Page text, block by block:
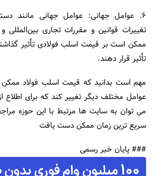
6. عوامل جهانی: عوامل جهانی مانند
تغییرات قوانین و مقررات تجاری
ممکن است بر قیمت اسلب فولادی تأثیر
تأثیر قرار دهند.
مهم است بدانید که قیمت اسلب فولاد ممکن
عوامل مختلف دیگر تغییر کند که برای اطلاع
می توان به سایت ها مرتبط با این حوزه
سریع ترین زمان ممکن دست یافت
### پایان خبر رسمی